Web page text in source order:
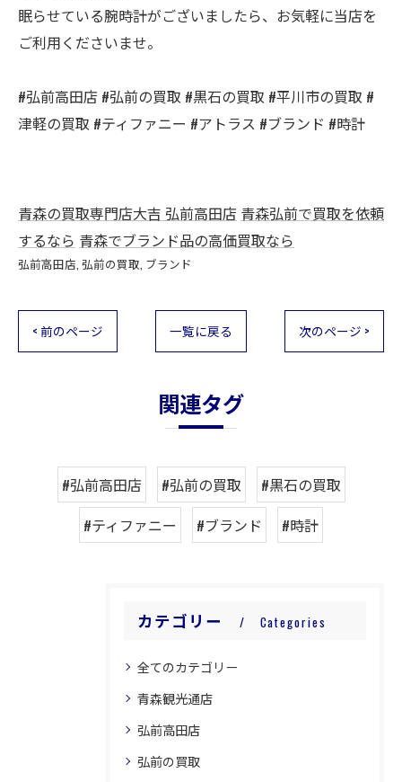
眠らせている腕時計がございましたら、お気軽に当店を
ご利用くださいませ。
#弘前高田店 #弘前の買取 #黒石の買取 #平川市の買取 #
津軽の買取 #ティファニー #アトラス #ブランド #時計
青森の買取専門店大吉 弘前高田店 青森弘前で買取を依頼
するなら 青森でブランド品の高価買取なら
弘前高田店 弘前の買取 ブランド
< 前のページ 一覧に戻る 次のページ >
関連タグ
#弘前高田店 #弘前の買取
#黒石の買取
#ティファニー
#ブランド #時計
カテゴリー Categories
全てのカテゴリー
青森観光通店
弘前高田店
弘前の買取